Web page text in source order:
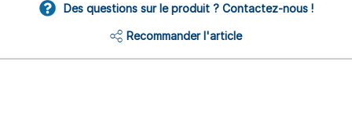
Des questions sur le produit ? Contactez-nous !
Recommander l'article